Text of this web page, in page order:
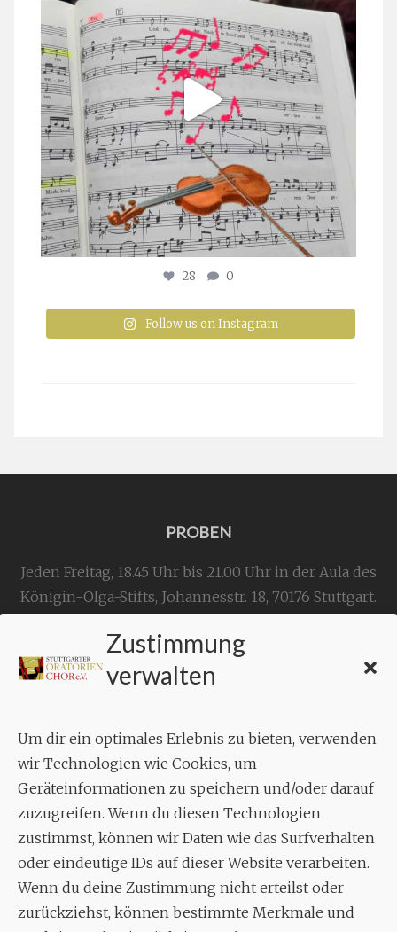
Zustimmung
verwalten
Um dir ein optimales Erlebnis zu bieten, verwenden
wir Technologien wie Cookies, um
Geräteinformationen zu speichern und/oder darauf
zuzugreifen. Wenn du diesen Technologien
zustimmst, können wir Daten wie das Surfverhalten
oder eindeutige IDs auf dieser Website verarbeiten.
Wenn du deine Zustimmung nicht erteilst oder
zurückziehst, können bestimmte Merkmale und
28 0
Follow us on Instagram
PROBEN
Jeden Freitag, 18.45 Uhr bis 21.00 Uhr in der Aula des
Königin-Olga-Stifts, Johannesstr. 18, 70176 Stuttgart.
KONTAKT
Geschäftsstelle:
Aixheimer Str. 18
70619 Stuttgart
MUSIK
Musikalischer Leiter:
Enrico Trummer
Tel.+49 (0)177 / 34 23 57 1